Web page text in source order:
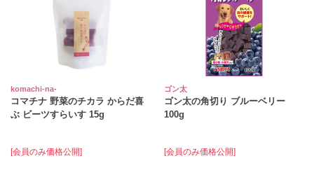
komachi‐na‐
コマチナ 野菜のチカラ からだ喜
ぶ ビーツすらいす 15g
[会員のみ価格公開]
ゴン太
ゴン太の角切り ブルーベリー
100g
[会員のみ価格公開]